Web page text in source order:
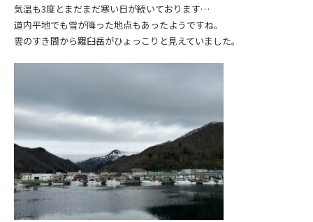
気温も3度とまだまだ寒い日が続いております…
道内平地でも雪が降った地点もあったようですね。
雲のすき間から羅臼岳がひょっこりと見えていました。